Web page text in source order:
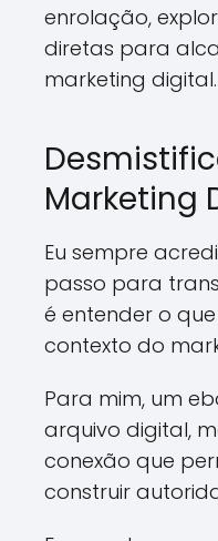
enrolação,
diretas para
marketing digital.
Marketing
Eu sempre
passo para
é entender o
contexto do
Para mim, um
arquivo digital,
conexão que
construir